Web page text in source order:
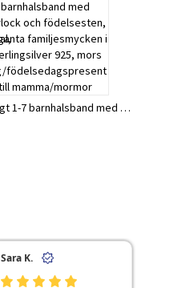
Personligt 1-7 barnhalsband med berlock och födelsesten, eleganta familjesmycken i sterlingsilver 925, mors dag/födelsedagspresent till mamma/mormor
Sara K.